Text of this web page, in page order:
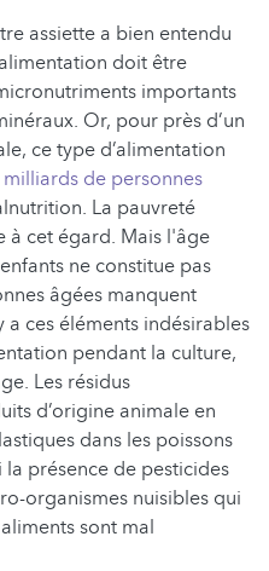
assiette a bien entendu
doit être
importants
Or, pour près d’un
ce type d’alimentation
de personnes
La pauvreté
à cet égard. Mais l'âge
ne constitue pas
âgées manquent
ces éléments indésirables
pendant la culture,
Les résidus
d’origine animale en
dans les poissons
la présence de pesticides
organismes nuisibles qui
sont mal